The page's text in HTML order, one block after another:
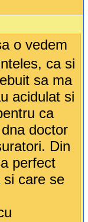
o vedem
ca si
sa ma
acidulat si
ca
doctor
Din
perfect
si care se